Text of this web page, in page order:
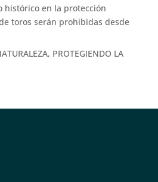
histórico en la protección
toros serán prohibidas desde
PROTEGIENDO LA